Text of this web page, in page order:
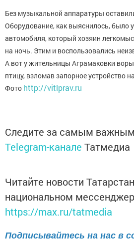
Без музыкальной аппаратуры
Оборудование, как выяснилось, было
автомобиля, который хозяин
на ночь. Этим и воспользовались
А вот у жительницы Аграмаковки
птицу, взломав запорное устройство
Фото http://vitlprav.ru
Следите за самым
Telegram-канале Татмедиа
Читайте новости
национальном
https://max.ru/tatmedia
Подписывайтесь на нас в